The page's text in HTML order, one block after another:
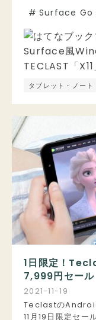
タブレット・ノート
# Surface Go
2021-11-19
1日限定！
7,999円セール
Teclastの
11月19日限定セー